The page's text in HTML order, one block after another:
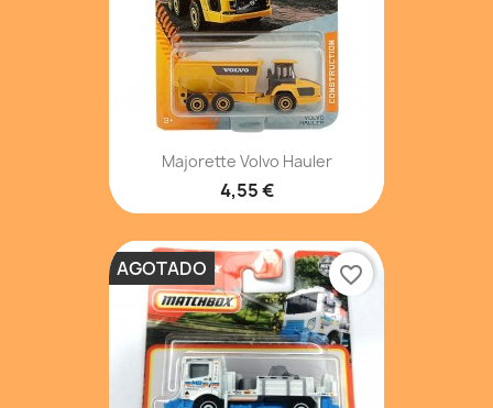
Majorette Volvo Hauler
4,55 €
AGOTADO favorite_border